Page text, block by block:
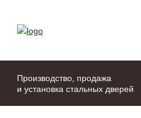
Производство, продажа
и установка стальных дверей